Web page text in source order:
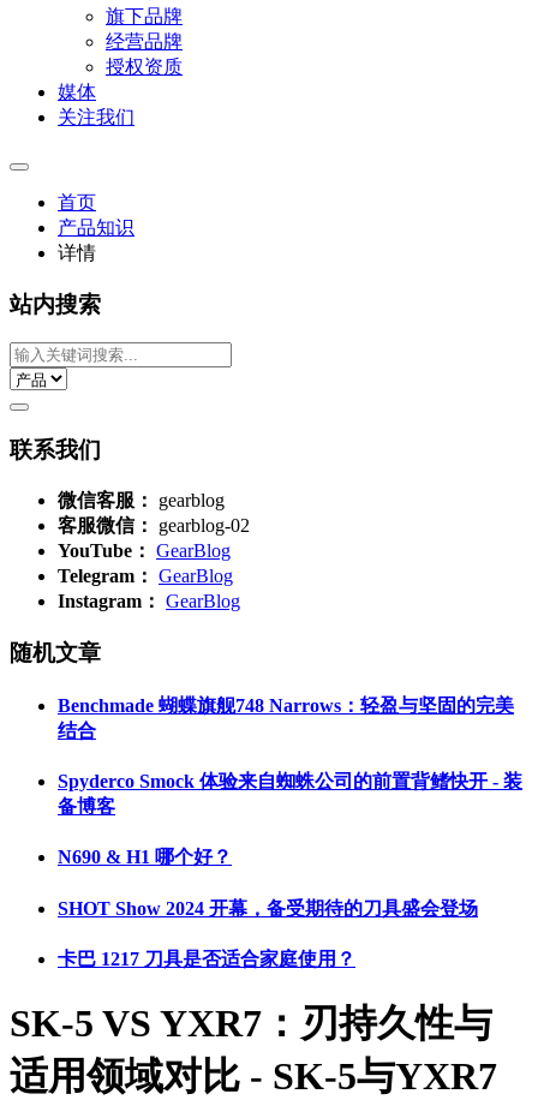
旗下品牌
经营品牌
授权资质
媒体
关注我们
首页
产品知识
详情
站内搜索
联系我们
微信客服：
gearblog
客服微信：
gearblog-02
YouTube： GearBlog
Telegram： GearBlog
Instagram： GearBlog
随机文章
Benchmade 蝴蝶旗舰748 Narrows：轻盈与坚固的完美
结合
Spyderco Smock 体验来自蜘蛛公司的前置背鳍快开 - 装
备博客
N690 & H1 哪个好？
SHOT Show 2024 开幕，备受期待的刀具盛会登场
卡巴 1217 刀具是否适合家庭使用？
SK-5 VS YXR7：刃持久性与
适用领域对比 - SK-5与YXR7